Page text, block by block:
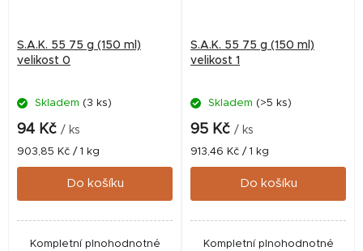
S.A.K. 55 75 g (150 ml)
velikost 0
Skladem (3 ks)
94 Kč / ks
Měrná
cena:
903,85 Kč / 1 kg
Do košíku
Kompletní plnohodnotné
S.A.K. 55 75 g (150 ml)
velikost 1
Skladem (>5 ks)
95 Kč / ks
Měrná
cena:
913,46 Kč / 1 kg
Do košíku
Kompletní plnohodnotné